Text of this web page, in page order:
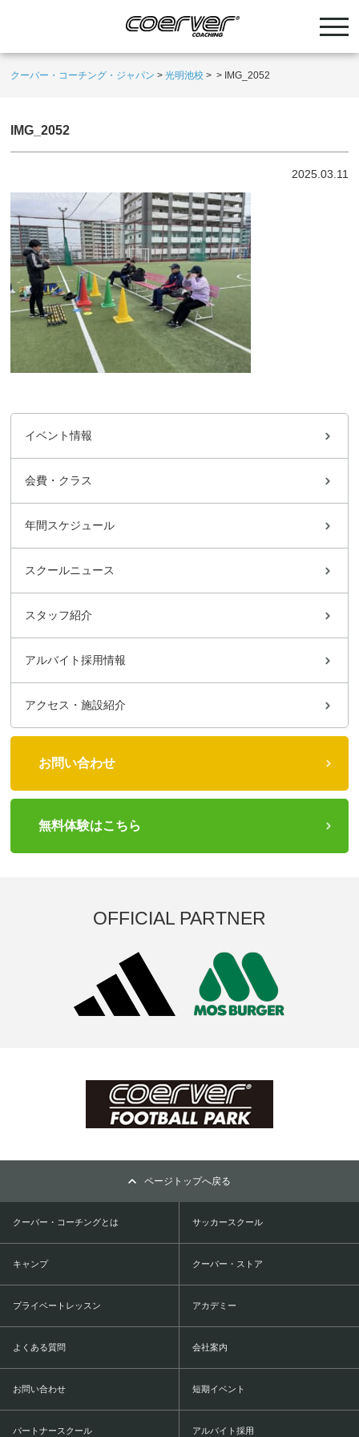
クーバー・コーチング・ジャパン >光明池校 > > IMG_2052
IMG_2052
2025.03.11
イベント情報
会費・クラス
年間スケジュール
スクールニュース
スタッフ紹介
アルバイト採用情報
アクセス・施設紹介
お問い合わせ
無料体験はこちら
OFFICIAL PARTNER
ページトップへ戻る
クーバー・コーチングとは サッカースクール
キャンプ クーバー・ストア
プライベートレッスン アカデミー
よくある質問 会社案内
お問い合わせ 短期イベント
パートナースクール アルバイト採用